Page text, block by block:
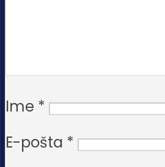
Ime *
E-pošta *